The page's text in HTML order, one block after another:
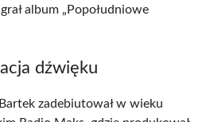
album „Popołudniowe
dźwięku
zadebiutował w wieku